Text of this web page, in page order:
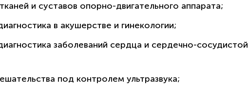
и суставов опорно-двигательного аппарата;
в акушерстве и гинекологии;
заболеваний сердца и сердечно-сосудистой
под контролем ультразвука;